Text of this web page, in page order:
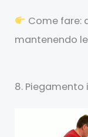
Come fare:
mantenendo
8.